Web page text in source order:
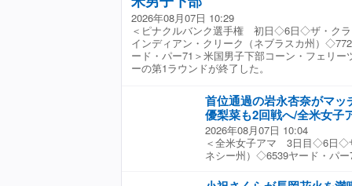
いたい”で狙うと曲がるんです
ちを持つことで曲がり幅が減
ば、夏場が過ぎてもショット
す」。青木瀬令奈は、ゼブラ
ら4本目の順目」と超ピンポイ
後ろに立ってターゲットをし
真っすぐ構えることから始め
しくなる夏は、勝負の上がり3
もある。体力を温存するため
を見ているとほぼ全選手が日
だけでも体力消耗はかなり違
す。■久常涼ひさつね・りょう
身。23年9月の「カズー・フラ
ー初優勝。24年から米国男子
のトップ10入りを記録。SBS
阿河 徹あが・とおる／1976年
習場でアマチュア向けのレッ
スタープレーヤーのスイング
続写真】ダウンでボールに近
久常涼の300ヤードスイング
曲がらない？ ”右腕を外に回す
ドライバーだけやる独特な右
1』だった ゴルフファンが本
た。 セダンと言えばそれまで
ったのに対して、シーマは曲
シルエットで新時代を感じさ
のV6セラミックターボや電子
大。リアを下げながらフル加
ラウンを駆逐。発売1年間で3
は12万9000台も売れた。女優
っていることでも話題に。 【
世界の自動車メーカーが驚愕
で立ち上げられたレクサスで
セルシオの車名で販売された
かでパワフル。サスペンショ
たが、特に上がりの終盤にい
ー5はグリーン奥カラーからイ
ディを決めるなど上がり4ホー
げた。「ドライバーショット
アイアンショットはおそらく
最高だったかもしれない。パ
たはずのものを外してしまっ
上につけるとこのグリーンの
ーンを警戒する。31歳、カリ
はPGAツアー9年目。「もちろ
とツアー初勝利を目標に掲げ
会でも初日に「60」をマーク
だ。「この大会がプレーオフ
合。だけどそのことにとらわ
ているのはサポートしてくれ
「ありがとうございますがい
感謝の言葉を続けた。金田が
2001年7月の「ゴルフ5レディ
録となる11歳347日だった。翌
トレディス」では、やはり当
ち、08年にTPD単年登録（非
11年の「フジサンケイレディ
JLPGAに入会。それから11年
に「樋口久子 三菱電機レディ
ロとして長い時間を歩んでき
ルフが最近は楽しいかもと思
2026年08月07日 10:29
＜ピナクルバンク選手権 初日◇6日◇ザ・ク
インディアン・クリーク（ネブラスカ州）
ード・パー71＞米国男子下部コーン・フェリー
ーの第1ラウンドが終了した。
首位通過の岩永杏奈がマ
優梨菜も2回戦へ/全米女子
2026年08月07日 10:04
＜全米女子アマ 3日目◇6日◇
ネシー州）◇6539ヤード・パ
ークプレー第2ラウンドの残り